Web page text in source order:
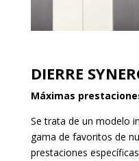
DIERRE
Máximas
Se trata de un modelo
gama de favoritos de
prestaciones